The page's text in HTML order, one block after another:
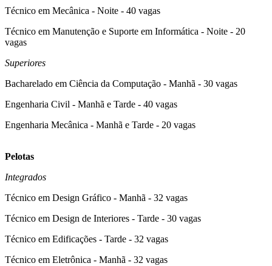
Técnico em Mecânica - Noite - 40 vagas
Técnico em Manutenção e Suporte em Informática - Noite - 20
vagas
Superiores
Bacharelado em Ciência da Computação - Manhã - 30 vagas
Engenharia Civil - Manhã e Tarde - 40 vagas
Engenharia Mecânica - Manhã e Tarde - 20 vagas
Pelotas
Integrados
Técnico em Design Gráfico - Manhã - 32 vagas
Técnico em Design de Interiores - Tarde - 30 vagas
Técnico em Edificações - Tarde - 32 vagas
Técnico em Eletrônica - Manhã - 32 vagas